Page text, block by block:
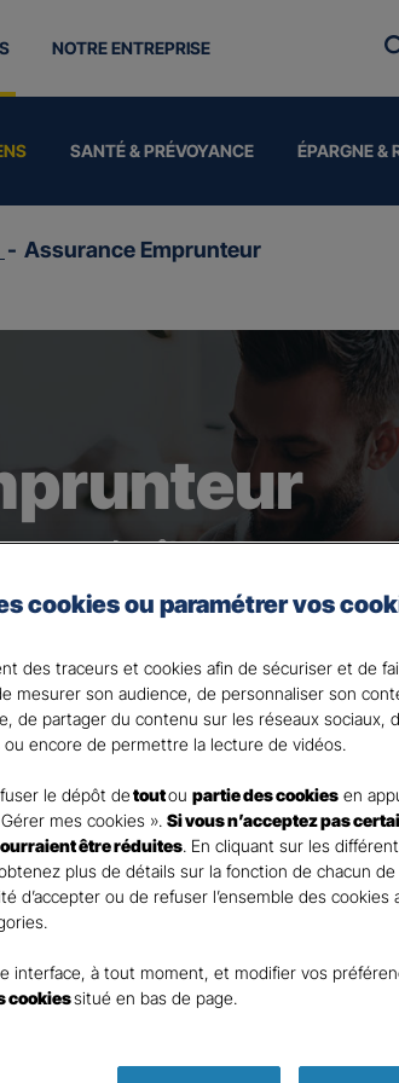
SANTÉ & PRÉVOYANCE ÉPARGNE &
NOTRE ENTREPRISE
Assurance Emprunteur
de prêt.
projet d’emprunt déjà souscrit ou à
d’économies que vous pouvez
?
Parole
d’expert
cookies ou paramétrer vos
des traceurs et cookies afin de sécuriser et de
mesurer son audience, de personnaliser son
de partager du contenu sur les réseaux sociaux,
encore de permettre la lecture de vidéos.
le dépôt detoutou partie des cookies en
mes cookies ». Si vous n’acceptez pas
être réduites. En cliquant sur les
plus de détails sur la fonction de chacun
d’accepter ou de refuser l’ensemble des cookies
interface, à tout moment, et modifier vos
cookiessitué en bas de page.